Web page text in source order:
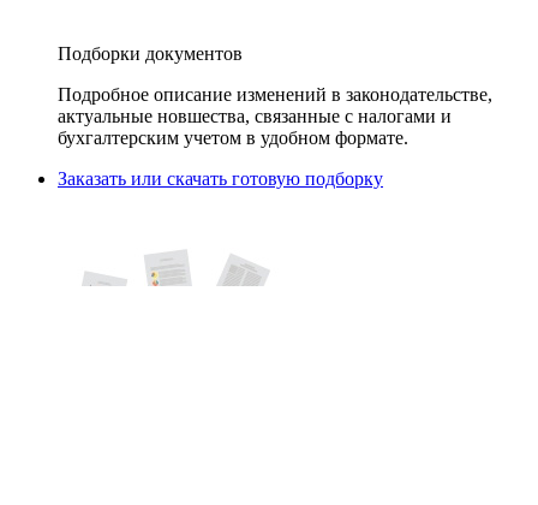
Подборки документов
Подробное описание изменений в законодательстве,
актуальные новшества, связанные с налогами и
бухгалтерским учетом в удобном формате.
Заказать или скачать готовую подборку